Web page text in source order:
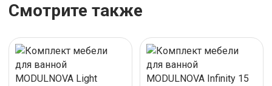
Смотрите также